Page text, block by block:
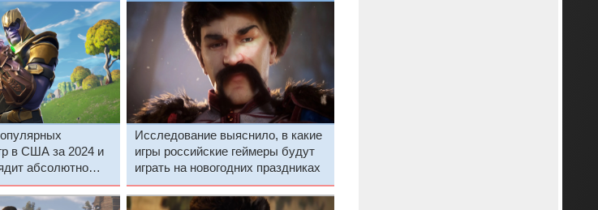
в США за 2024 и
абсолютно
Исследование выяснило, в какие
игры российские геймеры будут
играть на новогодних праздниках